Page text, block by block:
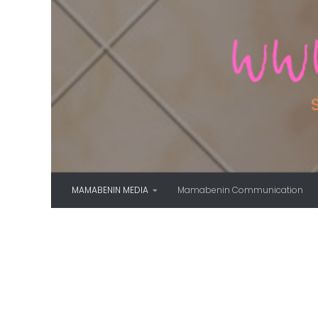
Skip to content
MAMABENIN MEDIA Mamabenin Communication